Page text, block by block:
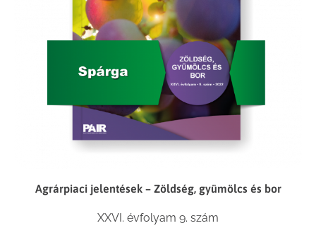
Agrárpiaci jelentések – Zöldség, gyümölcs és bor
XXVI. évfolyam 9. szám